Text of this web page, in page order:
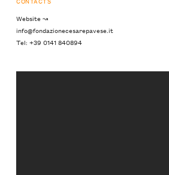
Website ↝
info@fondazionecesarepavese.it
Tel: +39 0141 840894